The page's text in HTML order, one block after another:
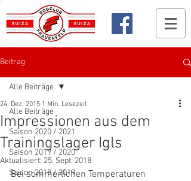
Beitrag
Alle Beiträge
Saison 2020 / 2021
Saison 2019 / 2020
Saison 2018 / 2019
Alle Beiträge
Impressionen aus dem
Trainingslager Igls
24. Dez. 2015 1 Min. Lesezeit
Aktualisiert: 25. Sept. 2018
Bei sommerlichen Temperaturen